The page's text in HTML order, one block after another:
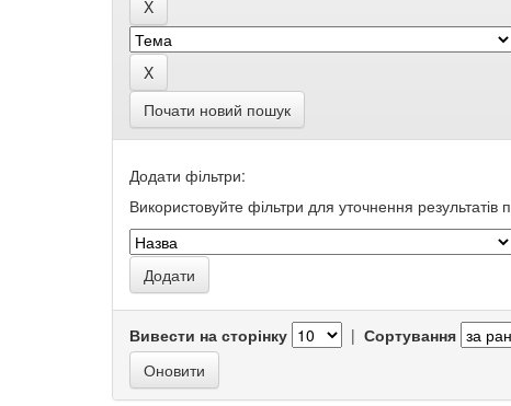
Почати новий пошук
Додати фільтри:
Використовуйте фільтри для уточнення результатів
Вивести на сторінку | Сортування